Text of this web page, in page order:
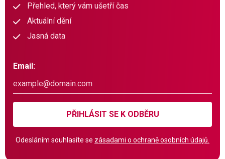
Přehled, který vám ušetří čas
Aktuální dění
Jasná data
Email:
PŘIHLÁSIT SE K ODBĚRU
Odesláním souhlasíte se zásadami o ochraně osobních údajů.